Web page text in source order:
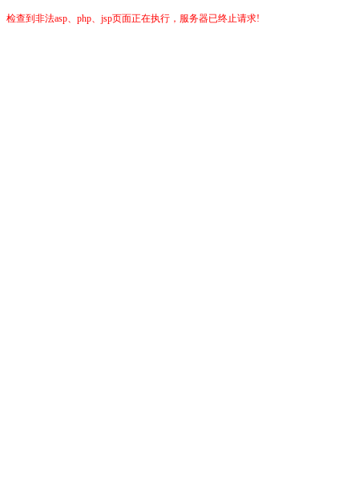
检查到非法asp、php、jsp页面正在执行，服务器已终止请求!